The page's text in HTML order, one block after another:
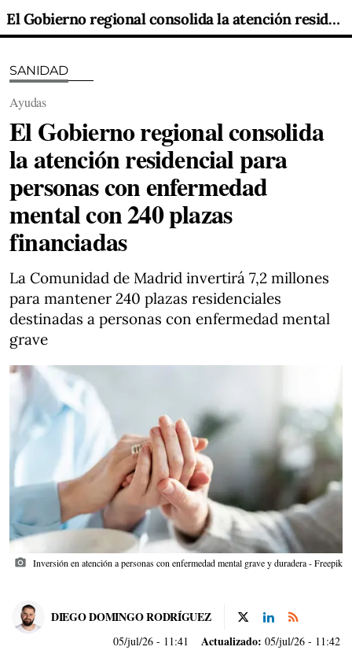
El Gobierno regional consolida la atención residencial para personas con enfermedad mental con 240 plazas financiadas
SANIDAD
Ayudas
El Gobierno regional consolida
la atención residencial para
personas con enfermedad
mental con 240 plazas
financiadas
La Comunidad de Madrid invertirá 7,2 millones
para mantener 240 plazas residenciales
destinadas a personas con enfermedad mental
grave
photo_camera Inversión en atención a personas con enfermedad mental grave y duradera - Freepik
DIEGO DOMINGO RODRÍGUEZ
05/jul/26 - 11:41 Actualizado: 05/jul/26 - 11:42